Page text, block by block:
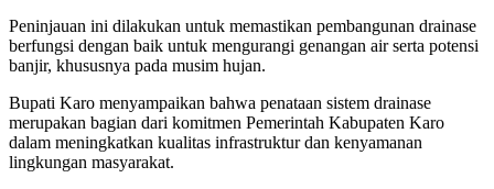
Peninjauan ini dilakukan untuk memastikan pembangunan drainase
berfungsi dengan baik untuk mengurangi genangan air serta potensi
banjir, khususnya pada musim hujan.
Bupati Karo menyampaikan bahwa penataan sistem drainase
merupakan bagian dari komitmen Pemerintah Kabupaten Karo
dalam meningkatkan kualitas infrastruktur dan kenyamanan
lingkungan masyarakat.